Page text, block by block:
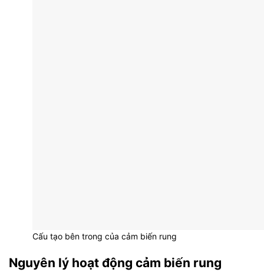
Cấu tạo bên trong của cảm biến rung
Nguyên lý hoạt động cảm biến rung